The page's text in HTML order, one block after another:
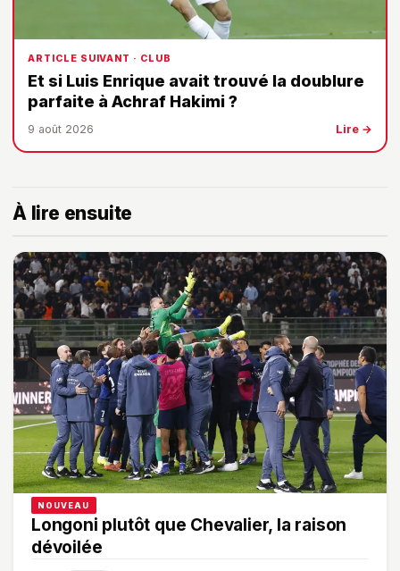
ARTICLE SUIVANT · CLUB
Et si Luis Enrique avait trouvé la doublure
parfaite à Achraf Hakimi ?
9 août 2026 Lire →
À lire ensuite
NOUVEAU
Longoni plutôt que Chevalier, la raison
dévoilée